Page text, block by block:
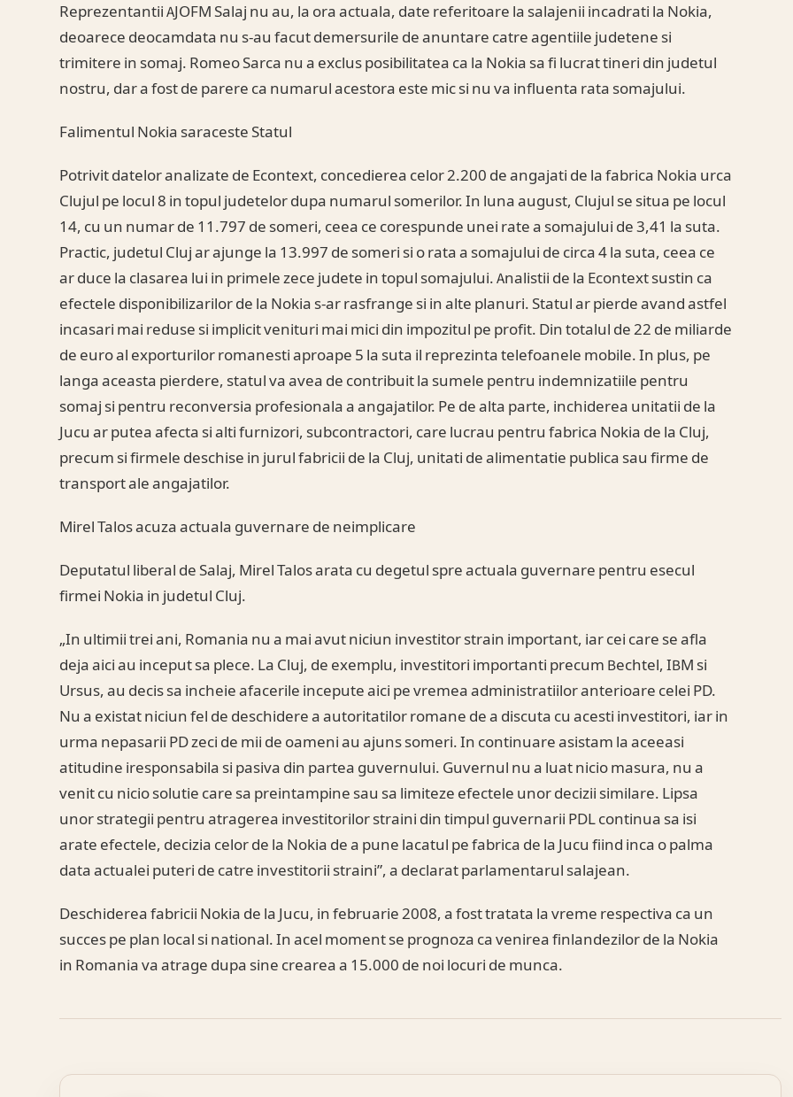
Reprezentantii AJOFM Salaj nu au, la ora actuala, date referitoare la salajenii incadrati la Nokia,
deoarece deocamdata nu s-au facut demersurile de anuntare catre agentiile judetene si
trimitere in somaj. Romeo Sarca nu a exclus posibilitatea ca la Nokia sa fi lucrat tineri din judetul
nostru, dar a fost de parere ca numarul acestora este mic si nu va influenta rata somajului.
Falimentul Nokia saraceste Statul
Potrivit datelor analizate de Econtext, concedierea celor 2.200 de angajati de la fabrica Nokia urca
Clujul pe locul 8 in topul judetelor dupa numarul somerilor. In luna august, Clujul se situa pe locul
14, cu un numar de 11.797 de someri, ceea ce corespunde unei rate a somajului de 3,41 la suta.
Practic, judetul Cluj ar ajunge la 13.997 de someri si o rata a somajului de circa 4 la suta, ceea ce
ar duce la clasarea lui in primele zece judete in topul somajului. Analistii de la Econtext sustin ca
efectele disponibilizarilor de la Nokia s-ar rasfrange si in alte planuri. Statul ar pierde avand astfel
incasari mai reduse si implicit venituri mai mici din impozitul pe profit. Din totalul de 22 de miliarde
de euro al exporturilor romanesti aproape 5 la suta il reprezinta telefoanele mobile. In plus, pe
langa aceasta pierdere, statul va avea de contribuit la sumele pentru indemnizatiile pentru
somaj si pentru reconversia profesionala a angajatilor. Pe de alta parte, inchiderea unitatii de la
Jucu ar putea afecta si alti furnizori, subcontractori, care lucrau pentru fabrica Nokia de la Cluj,
precum si firmele deschise in jurul fabricii de la Cluj, unitati de alimentatie publica sau firme de
transport ale angajatilor.
Mirel Talos acuza actuala guvernare de neimplicare
Deputatul liberal de Salaj, Mirel Talos arata cu degetul spre actuala guvernare pentru esecul
firmei Nokia in judetul Cluj.
„In ultimii trei ani, Romania nu a mai avut niciun investitor strain important, iar cei care se afla
deja aici au inceput sa plece. La Cluj, de exemplu, investitori importanti precum Bechtel, IBM si
Ursus, au decis sa incheie afacerile incepute aici pe vremea administratiilor anterioare celei PD.
Nu a existat niciun fel de deschidere a autoritatilor romane de a discuta cu acesti investitori, iar in
urma nepasarii PD zeci de mii de oameni au ajuns someri. In continuare asistam la aceeasi
atitudine iresponsabila si pasiva din partea guvernului. Guvernul nu a luat nicio masura, nu a
venit cu nicio solutie care sa preintampine sau sa limiteze efectele unor decizii similare. Lipsa
unor strategii pentru atragerea investitorilor straini din timpul guvernarii PDL continua sa isi
arate efectele, decizia celor de la Nokia de a pune lacatul pe fabrica de la Jucu fiind inca o palma
data actualei puteri de catre investitorii straini”, a declarat parlamentarul salajean.
Deschiderea fabricii Nokia de la Jucu, in februarie 2008, a fost tratata la vreme respectiva ca un
succes pe plan local si national. In acel moment se prognoza ca venirea finlandezilor de la Nokia
in Romania va atrage dupa sine crearea a 15.000 de noi locuri de munca.